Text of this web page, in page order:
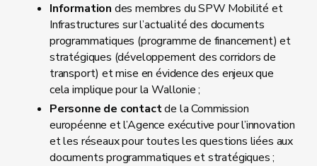
Information des membres du SPW Mobilité et
Infrastructures sur l’actualité des documents
programmatiques (programme de financement) et
stratégiques (développement des corridors de
transport) et mise en évidence des enjeux que
cela implique pour la Wallonie ;
Personne de contactde la Commission
européenne et l’Agence exécutive pour l’innovation
et les réseaux pour toutes les questions liées aux
documents programmatiques et stratégiques ;